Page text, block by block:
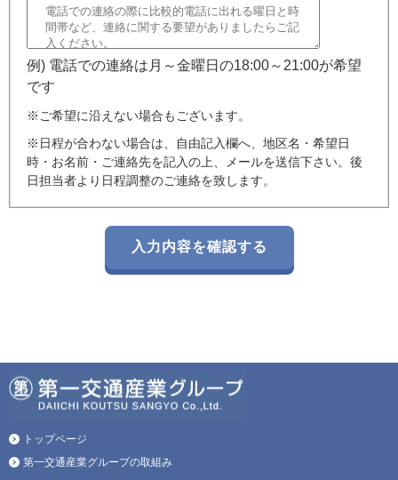
例) 電話での連絡は月～金曜日の18:00～21:00が希望
です
※ご希望に沿えない場合もございます。
※日程が合わない場合は、自由記入欄へ、地区名・希望日
時・お名前・ご連絡先を記入の上、メールを送信下さい。後
日担当者より日程調整のご連絡を致します。
トップページ
第一交通産業グループの取組み